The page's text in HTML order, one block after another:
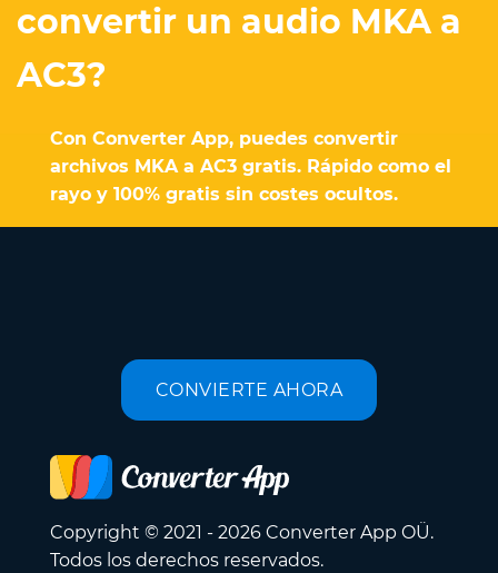
convertir un audio MKA a
AC3?
Con Converter App, puedes convertir
archivos MKA a AC3 gratis. Rápido como el
rayo y 100% gratis sin costes ocultos.
CONVIERTE AHORA
Copyright © 2021 - 2026 Converter App OÜ.
Todos los derechos reservados.